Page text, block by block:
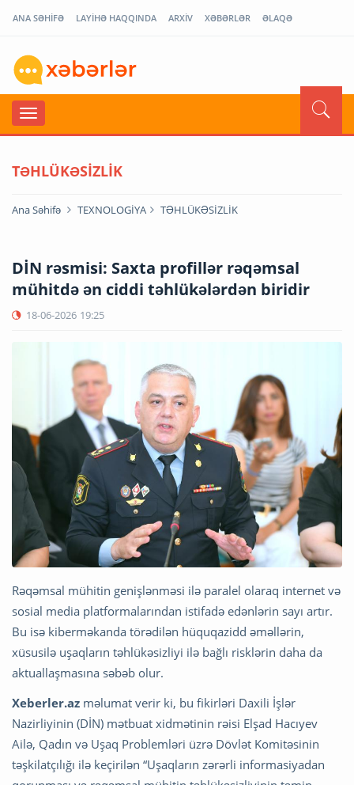
ANA SƏHİFƏ LAYİHƏ HAQQINDA ARXİV XƏBƏRLƏR ƏLAQƏ
TƏHLÜKƏSİZLİK
Ana Səhifə TEXNOLOGİYA TƏHLÜKƏSİZLİK
DİN rəsmisi: Saxta profillər rəqəmsal
mühitdə ən ciddi təhlükələrdən biridir
18-06-2026 19:25
Rəqəmsal mühitin genişlənməsi ilə paralel olaraq internet və
sosial media platformalarından istifadə edənlərin sayı artır.
Bu isə kiberməkanda törədilən hüquqazidd əməllərin,
xüsusilə uşaqların təhlükəsizliyi ilə bağlı risklərin daha da
aktuallaşmasına səbəb olur.
Xeberler.az məlumat verir ki, bu fikirləri Daxili İşlər
Nazirliyinin (DİN) mətbuat xidmətinin rəisi Elşad Hacıyev
Ailə, Qadın və Uşaq Problemləri üzrə Dövlət Komitəsinin
təşkilatçılığı ilə keçirilən “Uşaqların zərərli informasiyadan